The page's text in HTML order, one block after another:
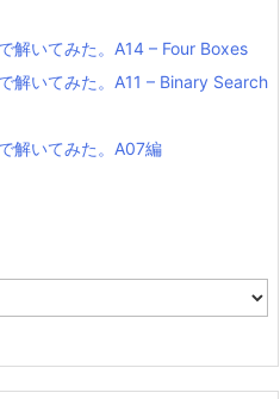
解いてみた。A14 – Four Boxes
解いてみた。A11 – Binary Search
解いてみた。A07編